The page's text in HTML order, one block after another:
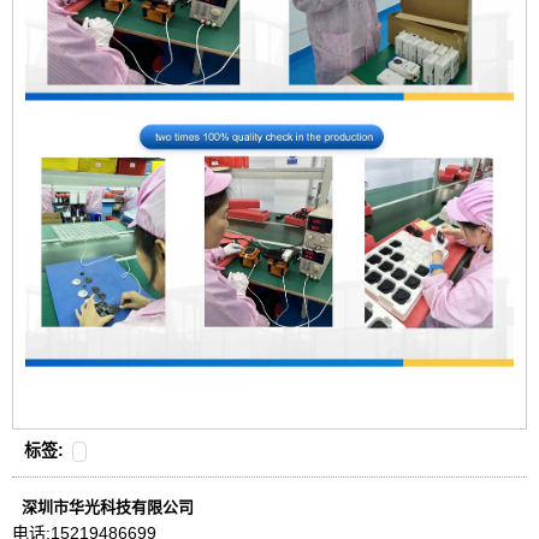
标签:
深圳市华光科技有限公司
电话:15219486699